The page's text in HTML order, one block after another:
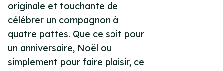
originale et touchante de
célébrer un compagnon à
quatre pattes. Que ce soit pour
un anniversaire, Noël ou
simplement pour faire plaisir, ce